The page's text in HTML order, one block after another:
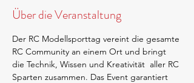
Über die Veranstaltung
Der RC Modellsporttag vereint die gesamte
RC Community an einem Ort und bringt
die Technik, Wissen und Kreativität  aller RC
Sparten zusammen. Das Event garantiert